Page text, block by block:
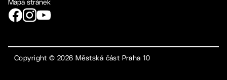
Mapa stránek
Copyright ©2026 Městská část Praha 10